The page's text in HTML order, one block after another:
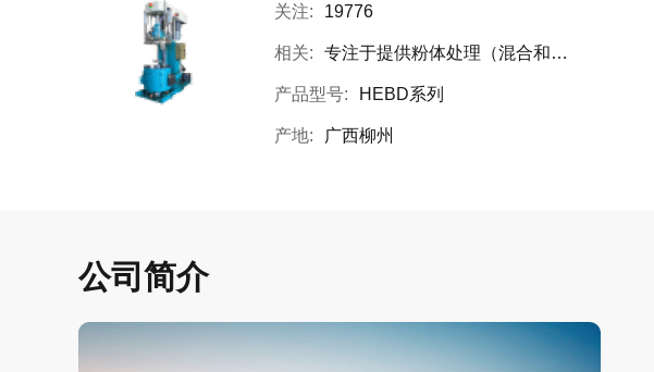
关注: 19776
相关: 专注于提供粉体处理（混合和颗粒设计为主）设备,高粘高固搅拌设备,粉液自动上料系统的高端智能装备解决方案
产品型号: HEBD系列
产地: 广西柳州
公司简介